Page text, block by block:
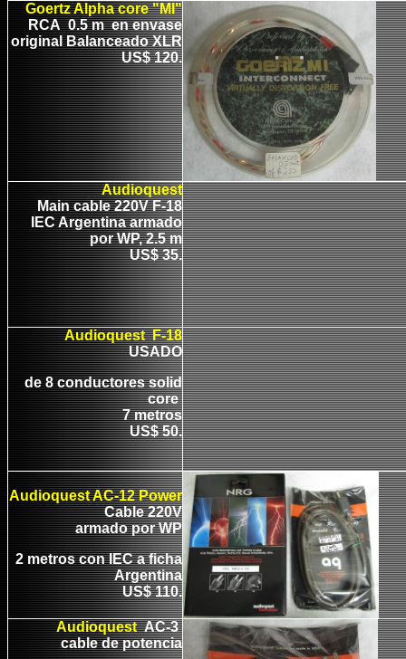
Goertz Alpha core "MI"
RCA 0.5 m en envase
original Balanceado XLR
US$ 120.
Audioquest
Main cable 220V F-18
IEC Argentina armado
por WP, 2.5 m
US$ 35.
Audioquest F-18
USADO
de 8 conductores solid
core
7 metros
US$ 50.
Audioquest AC-12 Power
Cable 220V
armado por WP
2 metros con IEC a ficha
Argentina
US$ 110.
AudioquestAC-3
cable de potencia